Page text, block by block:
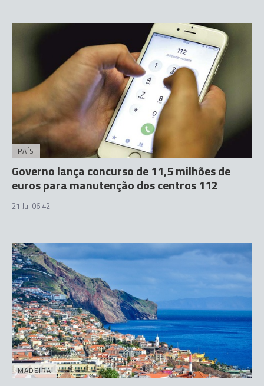
PAÍS
Governo lança concurso de 11,5 milhões de
euros para manutenção dos centros 112
21 Jul 06:42
MADEIRA